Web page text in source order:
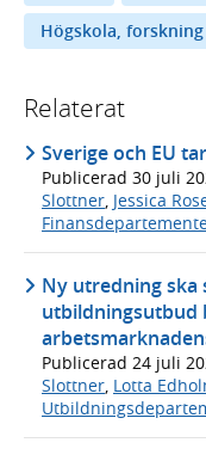
Högskola,
Relaterat
Sverige och EU
Publicerad 30 juli
Slottner, Jessica
Ny utredning ska
utbildningsutbud
Publicerad 24 juli
Slottner Lotta